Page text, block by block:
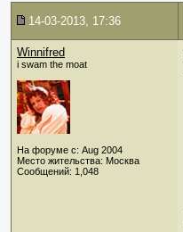
14-03-2013, 17:36
Winnifred
i swam the moat
На форуме с: Aug 2004
Место жительства: Москва
Сообщений: 1,048